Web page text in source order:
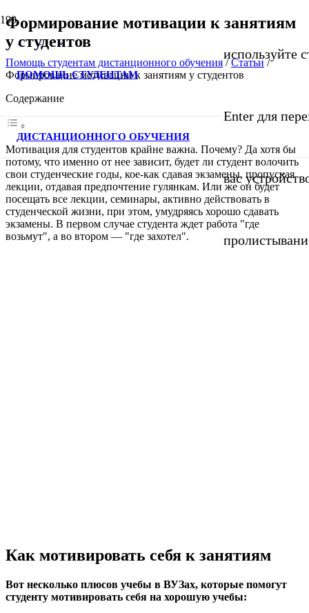
ПОМОЩЬ СТУДЕНТАМ
ДИСТАНЦИОННОГО ОБУЧЕНИЯ
используйте
Enter для
вас
Формирование мотивации к занятиям
у студентов
Помощь студентам дистанционного обучения/Статьи/
Формирование мотивации к занятиям у студентов
Содержание
Мотивация для студентов крайне важна. Почему? Да хотя бы
потому, что именно от нее зависит, будет ли студент волочить
свои студенческие годы, кое-как сдавая экзамены, пропуская
лекции, отдавая предпочтение гулянкам. Или же он будет
посещать все лекции, семинары, активно действовать в
студенческой жизни, при этом, умудряясь хорошо сдавать
экзамены. В первом случае студента ждет работа "где
возьмут", а во втором — "где захотел".
Как мотивировать себя к занятиям
Вот несколько плюсов учебы в ВУЗах, которые помогут
студенту мотивировать себя на хорошую учебы: